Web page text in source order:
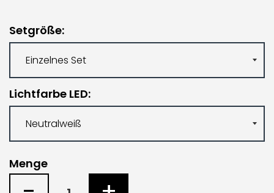
Setgröße
Lichtfarbe LED
Menge